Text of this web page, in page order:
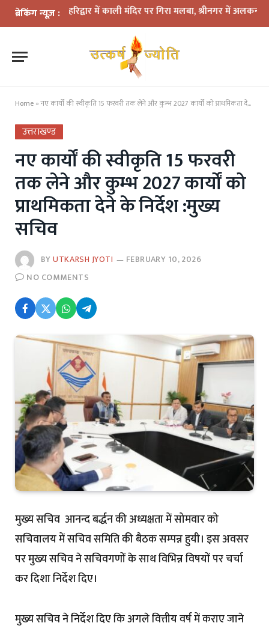
ब्रेकिंग न्यूज़ :
कहर: हरिद्वार में काली मंदिर पर गिरा मलबा, श्रीनगर में अलकनंदा का
Home »नए कार्यों की स्वीकृति 15 फरवरी तक लेने और कुम्भ 2027 कार्यों को प्राथमिकता देने के निर्देश :मुख्य सचिव
उत्तराखण्ड
नए कार्यों की स्वीकृति 15 फरवरी
तक लेने और कुम्भ 2027 कार्यों को
प्राथमिकता देने के निर्देश :मुख्य
सचिव
BYUTKARSH JYOTI
FEBRUARY 10, 2026
NO COMMENTS
मुख्य सचिव आनन्द बर्द्धन की अध्यक्षता में सोमवार को
सचिवालय में सचिव समिति की बैठक सम्पन्न हुयी। इस अवसर
पर मुख्य सचिव ने सचिवगणों के साथ विभिन्न विषयों पर चर्चा
कर दिशा निर्देश दिए।
मुख्य सचिव ने निर्देश दिए कि अगले वित्तीय वर्ष में कराए जाने